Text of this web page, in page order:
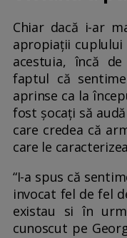
Chiar dacă i-ar
apropiații
acestuia, încă
faptul că
aprinse ca la
fost șocați să
care credea că
care le
“I-a spus că
invocat fel de fel
existau si în
cunoscut pe